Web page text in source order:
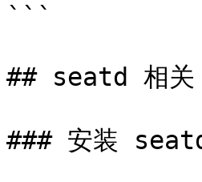
```
## seatd 相关
### 安装